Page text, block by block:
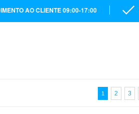
AO CLIENTE 09:00-17:00
1 2 3